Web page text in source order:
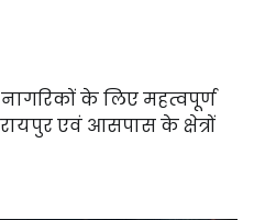
के लिए महत्वपूर्ण
एवं आसपास के क्षेत्रों